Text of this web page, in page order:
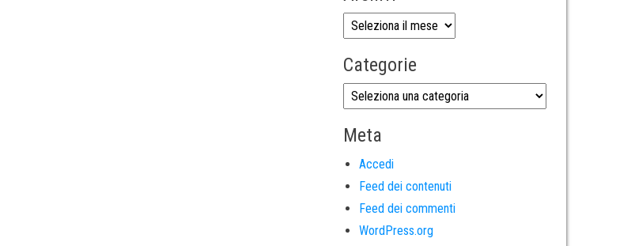
Categorie
Meta
Accedi
Feed dei contenuti
Feed dei commenti
WordPress.org